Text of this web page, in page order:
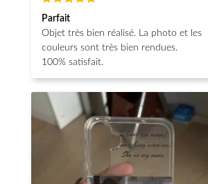
Note5
sur 5
Parfait
Objet très bien réalisé. La photo et les
couleurs sont très bien rendues.
100% satisfait.